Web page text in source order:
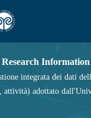
Information
integrata dei dati
attività) adottato